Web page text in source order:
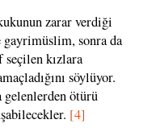
zarar verdiği
gayrimüslim, sonra da
seçilen kızlara
söylüyor.
gelenlerden ötürü
[4]